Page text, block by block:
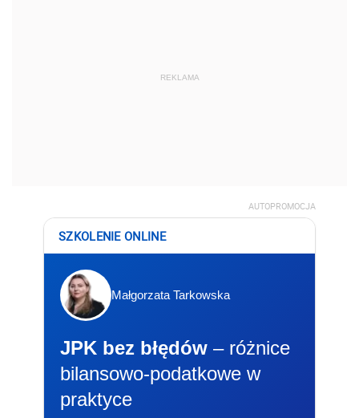
REKLAMA
AUTOPROMOCJA
SZKOLENIE ONLINE
Małgorzata Tarkowska
JPK bez błędów – różnice
bilansowo-podatkowe w
praktyce